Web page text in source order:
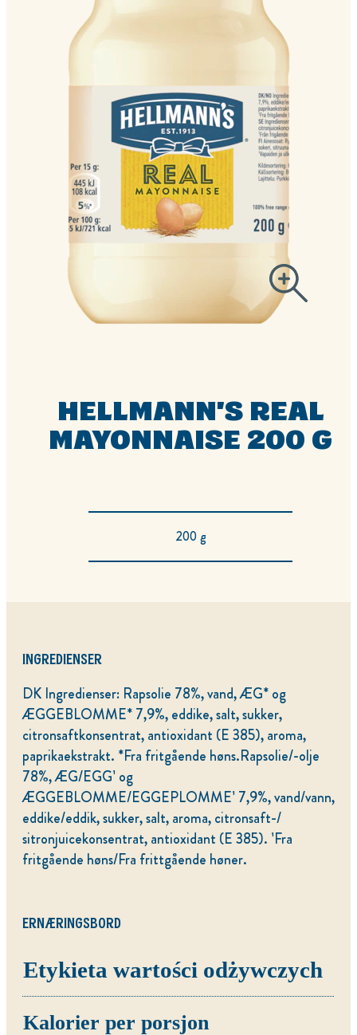
HELLMANN'S REAL
MAYONNAISE 200 G
200 g
INGREDIENSER
DK Ingredienser: Rapsolie 78%, vand, ÆG* og
ÆGGEBLOMME* 7,9%, eddike, salt, sukker,
citronsaftkonsentrat, antioxidant (E 385), aroma,
paprikaekstrakt. *Fra fritgående høns.Rapsolie/-olje
78%, ÆG/EGG¹ og
ÆGGEBLOMME/EGGEPLOMME¹ 7,9%, vand/vann,
eddike/eddik, sukker, salt, aroma, citronsaft-/
sitronjuicekonsentrat, antioxidant (E 385). ¹Fra
fritgående høns/Fra frittgående høner.
ERNÆRINGSBORD
Etykieta wartości odżywczych
Kalorier per porsjon